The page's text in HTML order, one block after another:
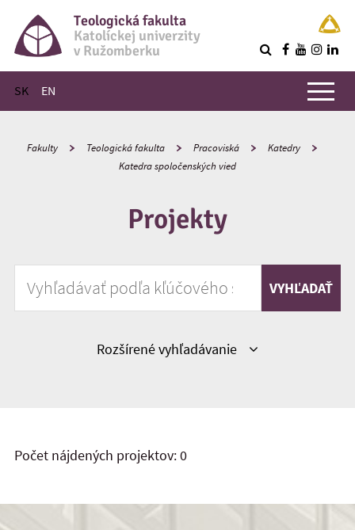
Teologická fakulta
Katolíckej univerzity
v Ružomberku
SK EN
Hlavné menu
Fakulty Teologická fakulta Pracoviská
Katedry
Katedra spoločenských vied
Projekty
Vyhľadávať podľa kľúčového slova
VYHĽADAŤ
Zobraziť
Rozšírené vyhľadávanie
Počet nájdených projektov: 0